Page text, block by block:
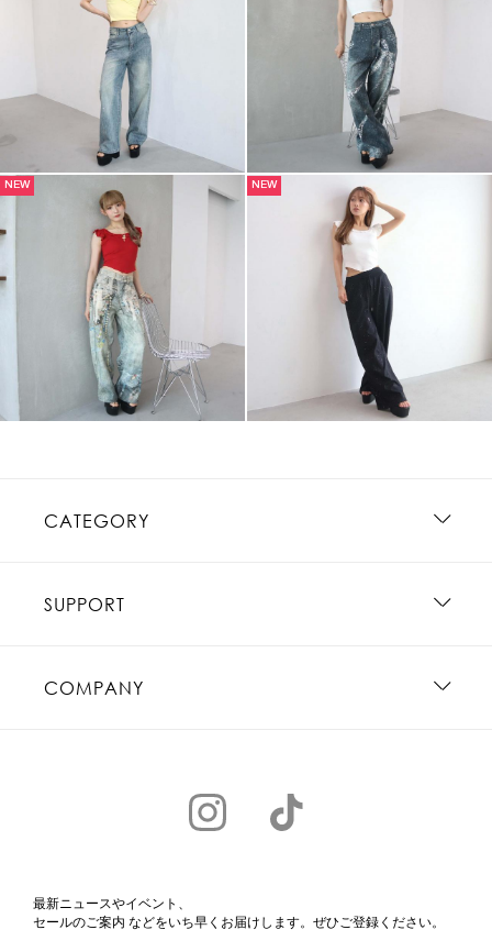
NEW NEW
CATEGORY
SUPPORT
COMPANY
最新ニュースやイベント、
セールのご案内 などをいち早くお届けします。ぜひご登録ください。